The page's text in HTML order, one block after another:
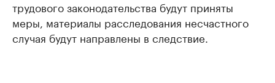
трудового законодательства будут приняты
меры, материалы расследования несчастного
случая будут направлены в следствие.